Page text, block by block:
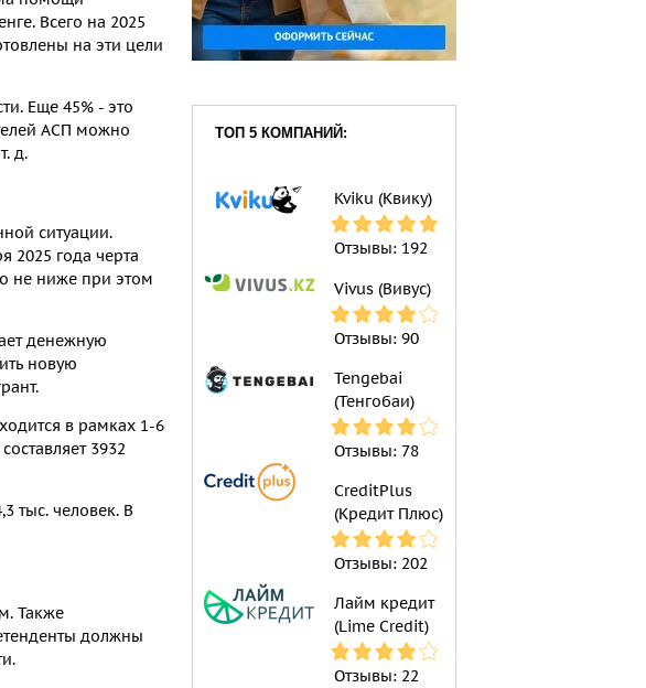
Всего на 2025
на эти цели
Еще 45% - это
АСП можно
д.
ситуации.
2025 года черта
не ниже при этом
денежную
новую
в рамках 1-6
3932
тыс. человек. В
Также
должны
ТОП 5 КОМПАНИЙ:
Kviku (Квику)
Отзывы: 192
Vivus (Вивус)
Отзывы: 90
Tengebai
(Тенгобаи)
Отзывы: 78
CreditPlus
(Кредит Плюс)
Отзывы: 202
Лайм кредит
(Lime Credit)
Отзывы: 22